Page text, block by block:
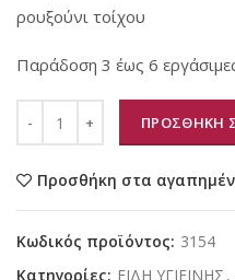
ρουξούνι τοίχου
Παράδοση 3 έως 6
ΠΡΟΣΘΗΚΗ
Προσθήκη στα
Κωδικός προϊόντος: 3154
Κατηγορίες: ΕΙΔΗ ΥΓΙΕΙΝΗΣ ,